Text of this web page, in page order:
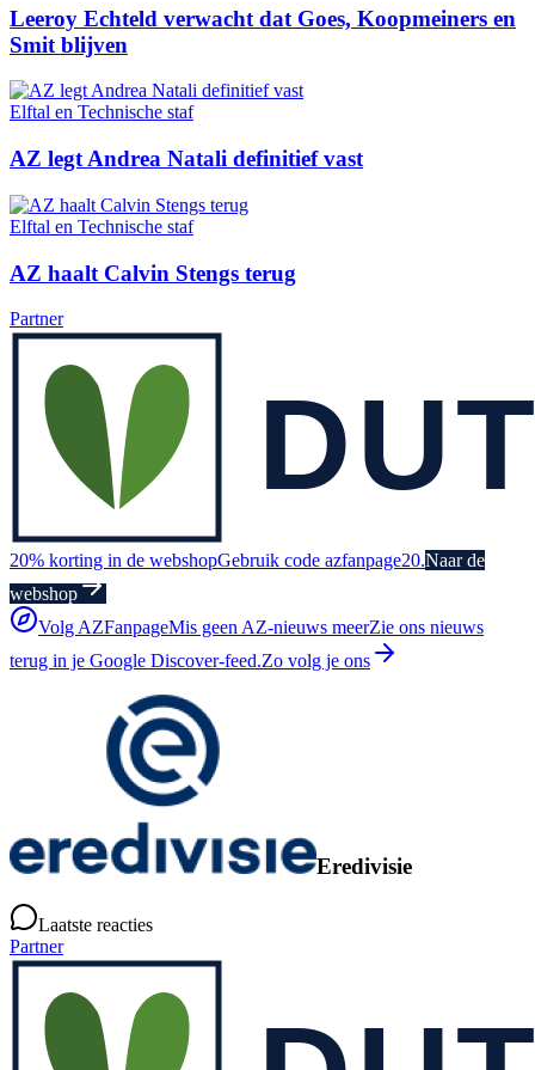
Leeroy Echteld verwacht dat Goes, Koopmeiners en
Smit blijven
Elftal en Technische staf
AZ legt Andrea Natali definitief vast
Elftal en Technische staf
AZ haalt Calvin Stengs terug
Partner
20% korting in de webshopGebruik code azfanpage20.Naar de
webshop
Volg AZFanpageMis geen AZ-nieuws meerZie ons nieuws
terug in je Google Discover-feed.Zo volg je ons
Eredivisie
Laatste reacties
Partner